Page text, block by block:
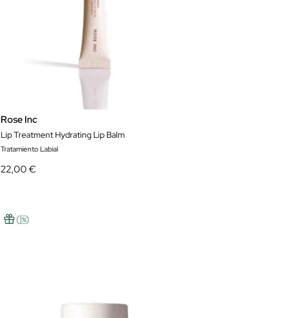
Rose Inc
Lip Treatment Hydrating Lip Balm
Tratamiento Labial
22,00 €